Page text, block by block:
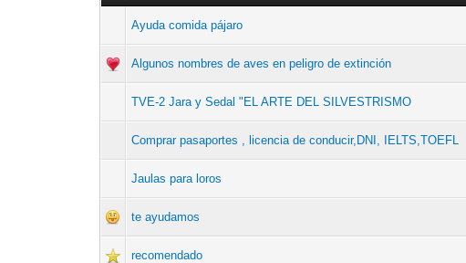
Ayuda comida pájaro
Algunos nombres de aves en peligro de extinción
TVE-2 Jara y Sedal "EL ARTE DEL SILVESTRISMO
Comprar pasaportes , licencia de conducir,DNI, IELTS,TOEFL
Jaulas para loros
te ayudamos
recomendado